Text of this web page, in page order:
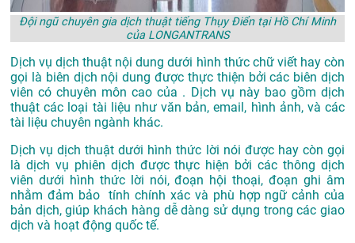
Đội ngũ chuyên gia dịch thuật tiếng Thụy Điển tại Hồ Chí Minh
của LONGANTRANS
Dịch vụ dịch thuật nội dung dưới hình thức chữ viết hay còn
gọi là biên dịch nội dung được thực thiện bởi các biên dịch
viên có chuyên môn cao của . Dịch vụ này bao gồm dịch
thuật các loại tài liệu như văn bản, email, hình ảnh, và các
tài liệu chuyên ngành khác.
Dịch vụ dịch thuật dưới hình thức lời nói được hay còn gọi
là dịch vụ phiên dịch được thực hiện bởi các thông dịch
viên dưới hình thức lời nói, đoạn hội thoại, đoạn ghi âm
nhằm đảm bảo tính chính xác và phù hợp ngữ cảnh của
bản dịch, giúp khách hàng dễ dàng sử dụng trong các giao
dịch và hoạt động quốc tế.